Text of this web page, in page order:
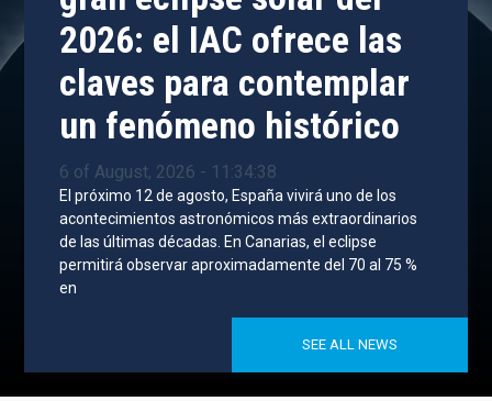
2026: el IAC ofrece las
claves para contemplar
un fenómeno histórico
6 of August, 2026 - 11:34:38
El próximo 12 de agosto, España vivirá uno de los
acontecimientos astronómicos más extraordinarios
de las últimas décadas. En Canarias, el eclipse
permitirá observar aproximadamente del 70 al 75 %
en
SEE ALL NEWS